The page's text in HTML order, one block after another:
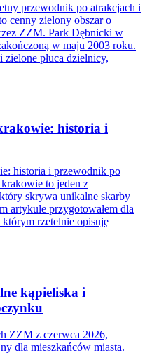
przewodnik po atrakcjach i
cenny zielony obszar o
ZZM. Park Dębnicki w
w maju 2003 roku.
płuca dzielnicy,
historia i
historia i przewodnik po
to jeden z
skrywa unikalne skarby
artykule przygotowałem dla
rzetelnie opisuję
kąpieliska i
ZZM z czerwca 2026,
dla mieszkańców miasta.